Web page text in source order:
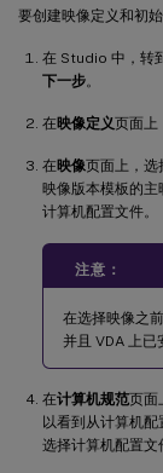
要创建映像定义和初
在 Studio 中，转
下一步。
在映像定义页面上
在映像页面上，选
映像版本模板的主
计算机配置文件。
注意：
在选择映像之
并且 VDA 上已
在计算机规范页面
以看到从计算机配
选择计算机配置文